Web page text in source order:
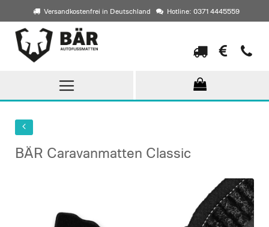
Versandkostenfrei in Deutschland Hotline: 0371 4445559
Direkt
zum
Inhalt
BÄR Caravanmatten Classic